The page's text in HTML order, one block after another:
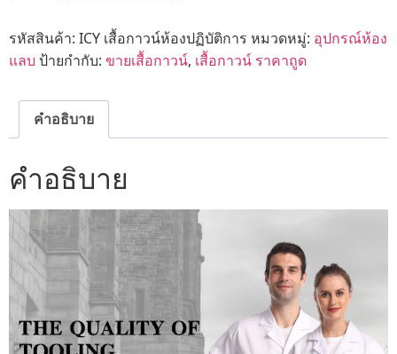
รหัสสินค้า: ICY เสื้อกาวน์ห้องปฏิบัติการ หมวดหมู่: อุปกรณ์ห้อง
แลบ ป้ายกำกับ: ขายเสื้อกาวน์, เสื้อกาวน์ ราคาถูด
คำอธิบาย
คำอธิบาย